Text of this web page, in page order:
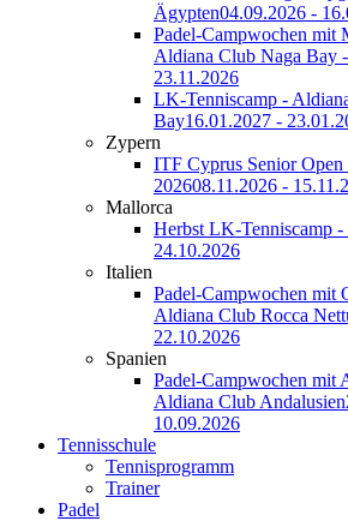
Ägypten04.09.2026 -
Padel-Campwochen mit
Aldiana Club Naga Bay
23.11.2026
LK-Tenniscamp -
Bay16.01.2027 -
Zypern
ITF Cyprus Senior Open
202608.11.2026 -
Mallorca
Herbst LK-Tenniscamp -
24.10.2026
Italien
Padel-Campwochen mit
Aldiana Club Rocca
22.10.2026
Spanien
Padel-Campwochen mit
Aldiana Club Andalusien
10.09.2026
Tennisschule
Tennisprogramm
Trainer
Padel